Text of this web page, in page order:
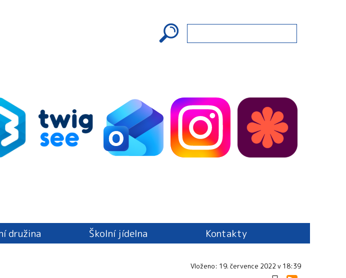
družina Školní jídelna Kontakty
Vloženo: 19. července 2022 v 18:39